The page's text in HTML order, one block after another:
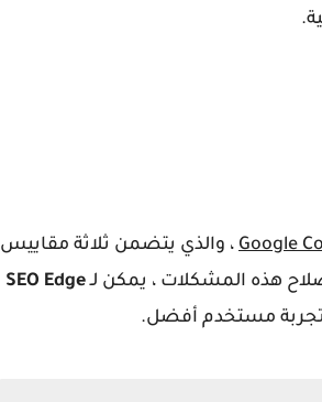
Google ، والذي يتضمن ثلاثة مقاييس
هذه المشكلات ، يمكن لـSEO Edge
تجربة مستخدم أفضل.